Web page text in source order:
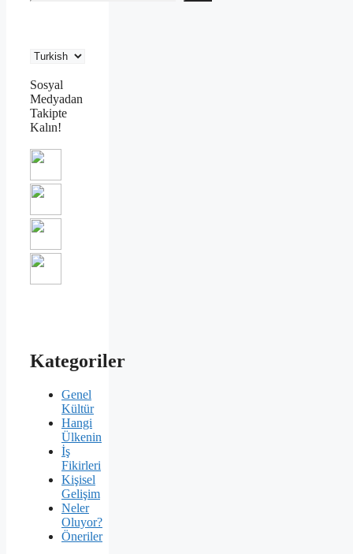
Sosyal
Medyadan
Takipte
Kalın!
Kategoriler
Genel
Kültür
Hangi
Ülkenin
İş
Fikirleri
Kişisel
Gelişim
Neler
Oluyor?
Öneriler